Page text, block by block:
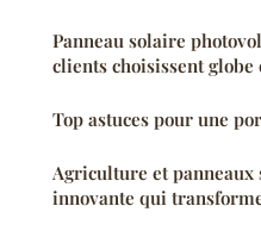
Panneau solaire
clients choisissent globe
Top astuces pour une
Agriculture et
innovante qui